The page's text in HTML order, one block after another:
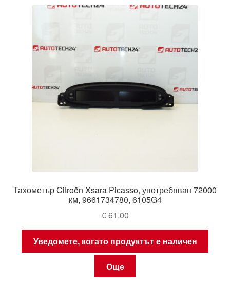
Тахометър Citroën Xsara Picasso, употребяван 72000
км, 9661734780, 6105G4
€61,00
Уведомете, когато продуктът е наличен
Още